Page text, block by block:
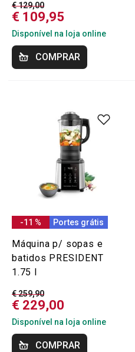
€ 129,00
€ 109,95
Disponível na loja online
COMPRAR
-11 % Portes grátis
Máquina p/ sopas e
batidos PRESIDENT
1.75 l
€ 259,90
€ 229,00
Disponível na loja online
COMPRAR